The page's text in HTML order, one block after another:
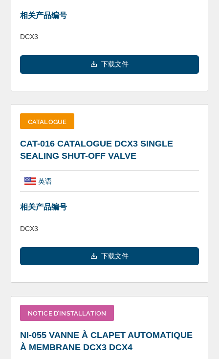
相关产品编号
DCX3
下载文件
CATALOGUE
CAT-016 CATALOGUE DCX3 SINGLE
SEALING SHUT-OFF VALVE
英语
相关产品编号
DCX3
下载文件
NOTICE D’INSTALLATION
NI-055 VANNE À CLAPET AUTOMATIQUE
À MEMBRANE DCX3 DCX4